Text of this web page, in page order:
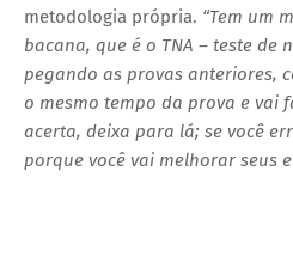
metodologia própria. “Tem um
bacana, que é o TNA – teste de
pegando as provas anteriores,
o mesmo tempo da prova e vai
acerta, deixa para lá; se você
porque você vai melhorar seus